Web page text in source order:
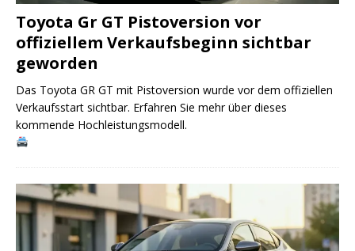
Toyota Gr GT Pistoversion vor
offiziellem Verkaufsbeginn sichtbar
geworden
Das Toyota GR GT mit Pistoversion wurde vor dem offiziellen
Verkaufsstart sichtbar. Erfahren Sie mehr über dieses
kommende Hochleistungsmodell.